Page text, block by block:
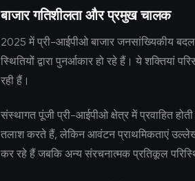
बाजार गतिशीलता और प्रमुख चालक
2025 में प्री-आईपीओ बाजार जनसांख्यिकीय
स्थितियों द्वारा पुनर्आकार हो रहे हैं। ये शक्तियां
रही हैं।
संस्थागत पूंजी प्री-आईपीओ क्षेत्र में प्रवाहित
तलाश करते हैं, लेकिन आवंटन प्राथमिकताएं
कर रहे हैं जबकि अन्य संरचनात्मक प्रतिकूल